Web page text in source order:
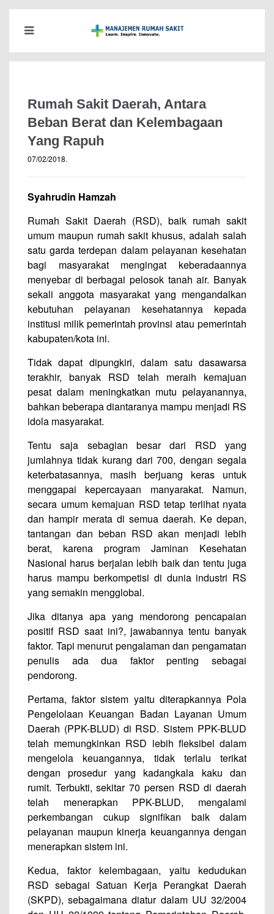
Rumah Sakit Daerah, Antara
Beban Berat dan Kelembagaan
Yang Rapuh
07/02/2018.
Syahrudin Hamzah
Rumah Sakit Daerah (RSD), baik rumah sakit
umum maupun rumah sakit khusus, adalah salah
satu garda terdepan dalam pelayanan kesehatan
bagi masyarakat mengingat keberadaannya
menyebar di berbagai pelosok tanah air. Banyak
sekali anggota masyarakat yang mengandalkan
kebutuhan pelayanan kesehatannya kepada
institusi milik pemerintah provinsi atau pemerintah
kabupaten/kota ini.
Tidak dapat dipungkiri, dalam satu dasawarsa
terakhir, banyak RSD telah meraih kemajuan
pesat dalam meningkatkan mutu pelayanannya,
bahkan beberapa diantaranya mampu menjadi RS
idola masyarakat.
Tentu saja sebagian besar dari RSD yang
jumlahnya tidak kurang dari 700, dengan segala
keterbatasannya, masih berjuang keras untuk
menggapai kepercayaan manyarakat. Namun,
secara umum kemajuan RSD tetap terlihat nyata
dan hampir merata di semua daerah. Ke depan,
tantangan dan beban RSD akan menjadi lebih
berat, karena program Jaminan Kesehatan
Nasional harus berjalan lebih baik dan tentu juga
harus mampu berkompetisi di dunia industri RS
yang semakin mengglobal.
Jika ditanya apa yang mendorong pencapaian
positif RSD saat ini?, jawabannya tentu banyak
faktor. Tapi menurut pengalaman dan pengamatan
penulis ada dua faktor penting sebagai
pendorong.
Pertama, faktor sistem yaitu diterapkannya Pola
Pengelolaan Keuangan Badan Layanan Umum
Daerah (PPK-BLUD) di RSD. Sistem PPK-BLUD
telah memungkinkan RSD lebih fleksibel dalam
mengelola keuangannya, tidak terlalu terikat
dengan prosedur yang kadangkala kaku dan
rumit. Terbukti, sekitar 70 persen RSD di daerah
telah menerapkan PPK-BLUD, mengalami
perkembangan cukup signifikan baik dalam
pelayanan maupun kinerja keuangannya dengan
menerapkan sistem ini.
Kedua, faktor kelembagaan, yaitu kedudukan
RSD sebagai Satuan Kerja Perangkat Daerah
(SKPD), sebagaimana diatur dalam UU 32/2004